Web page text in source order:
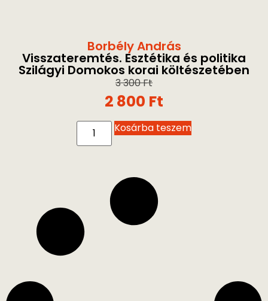
Borbély András
Visszateremtés. Esztétika és politika
Szilágyi Domokos korai költészetében
3 300Ft
2 800 Ft
Kosárba teszem